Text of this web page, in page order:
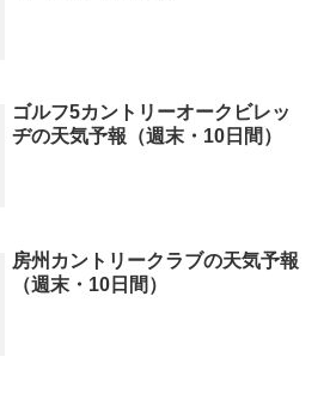
ゴルフ5カントリーオークビレッ
ヂの天気予報（週末・10日間）
房州カントリークラブの天気予報
（週末・10日間）